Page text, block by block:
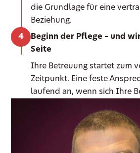
die Grundlage für eine
Beziehung.
Beginn der Pflege – und
Seite
Ihre Betreuung startet zum
Zeitpunkt. Eine feste
laufend an, wenn sich Ihre